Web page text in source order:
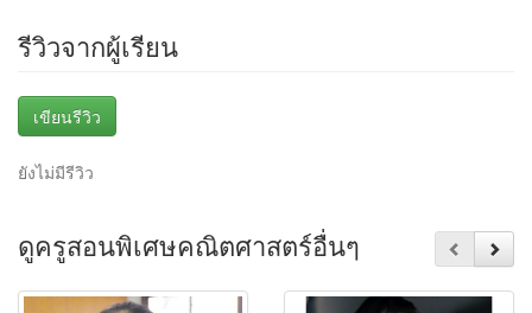
รีวิวจากผู้เรียน
เขียนรีวิว
ยังไม่มีรีวิว
ดูครูสอนพิเศษคณิตศาสตร์อื่นๆ